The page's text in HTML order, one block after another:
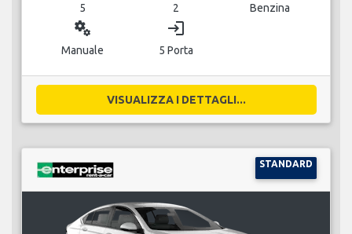
5 2 Benzina
miscellaneous_services
Manuale
login
5 Porta
VISUALIZZA I DETTAGLI...
STANDARD